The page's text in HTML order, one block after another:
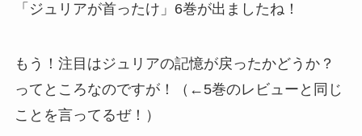
「ジュリアが首ったけ」6巻が出ましたね！
もう！注目はジュリアの記憶が戻ったかどうか？
ってところなのですが！（←5巻のレビューと同じ
ことを言ってるぜ！）